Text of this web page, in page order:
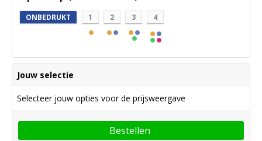
ONBEDRUKT 1 2 3 4
Jouw selectie
Selecteer jouw opties voor de prijsweergave
Bestellen